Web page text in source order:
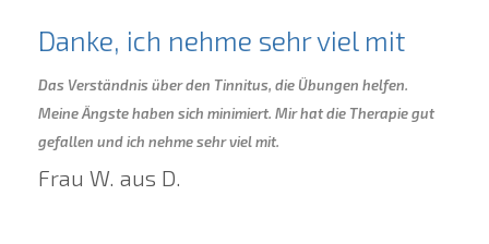
Danke, ich nehme sehr viel mit
Das Verständnis über den Tinnitus, die Übungen helfen.
Meine Ängste haben sich minimiert. Mir hat die Therapie gut
gefallen und ich nehme sehr viel mit.
Frau W. aus D.